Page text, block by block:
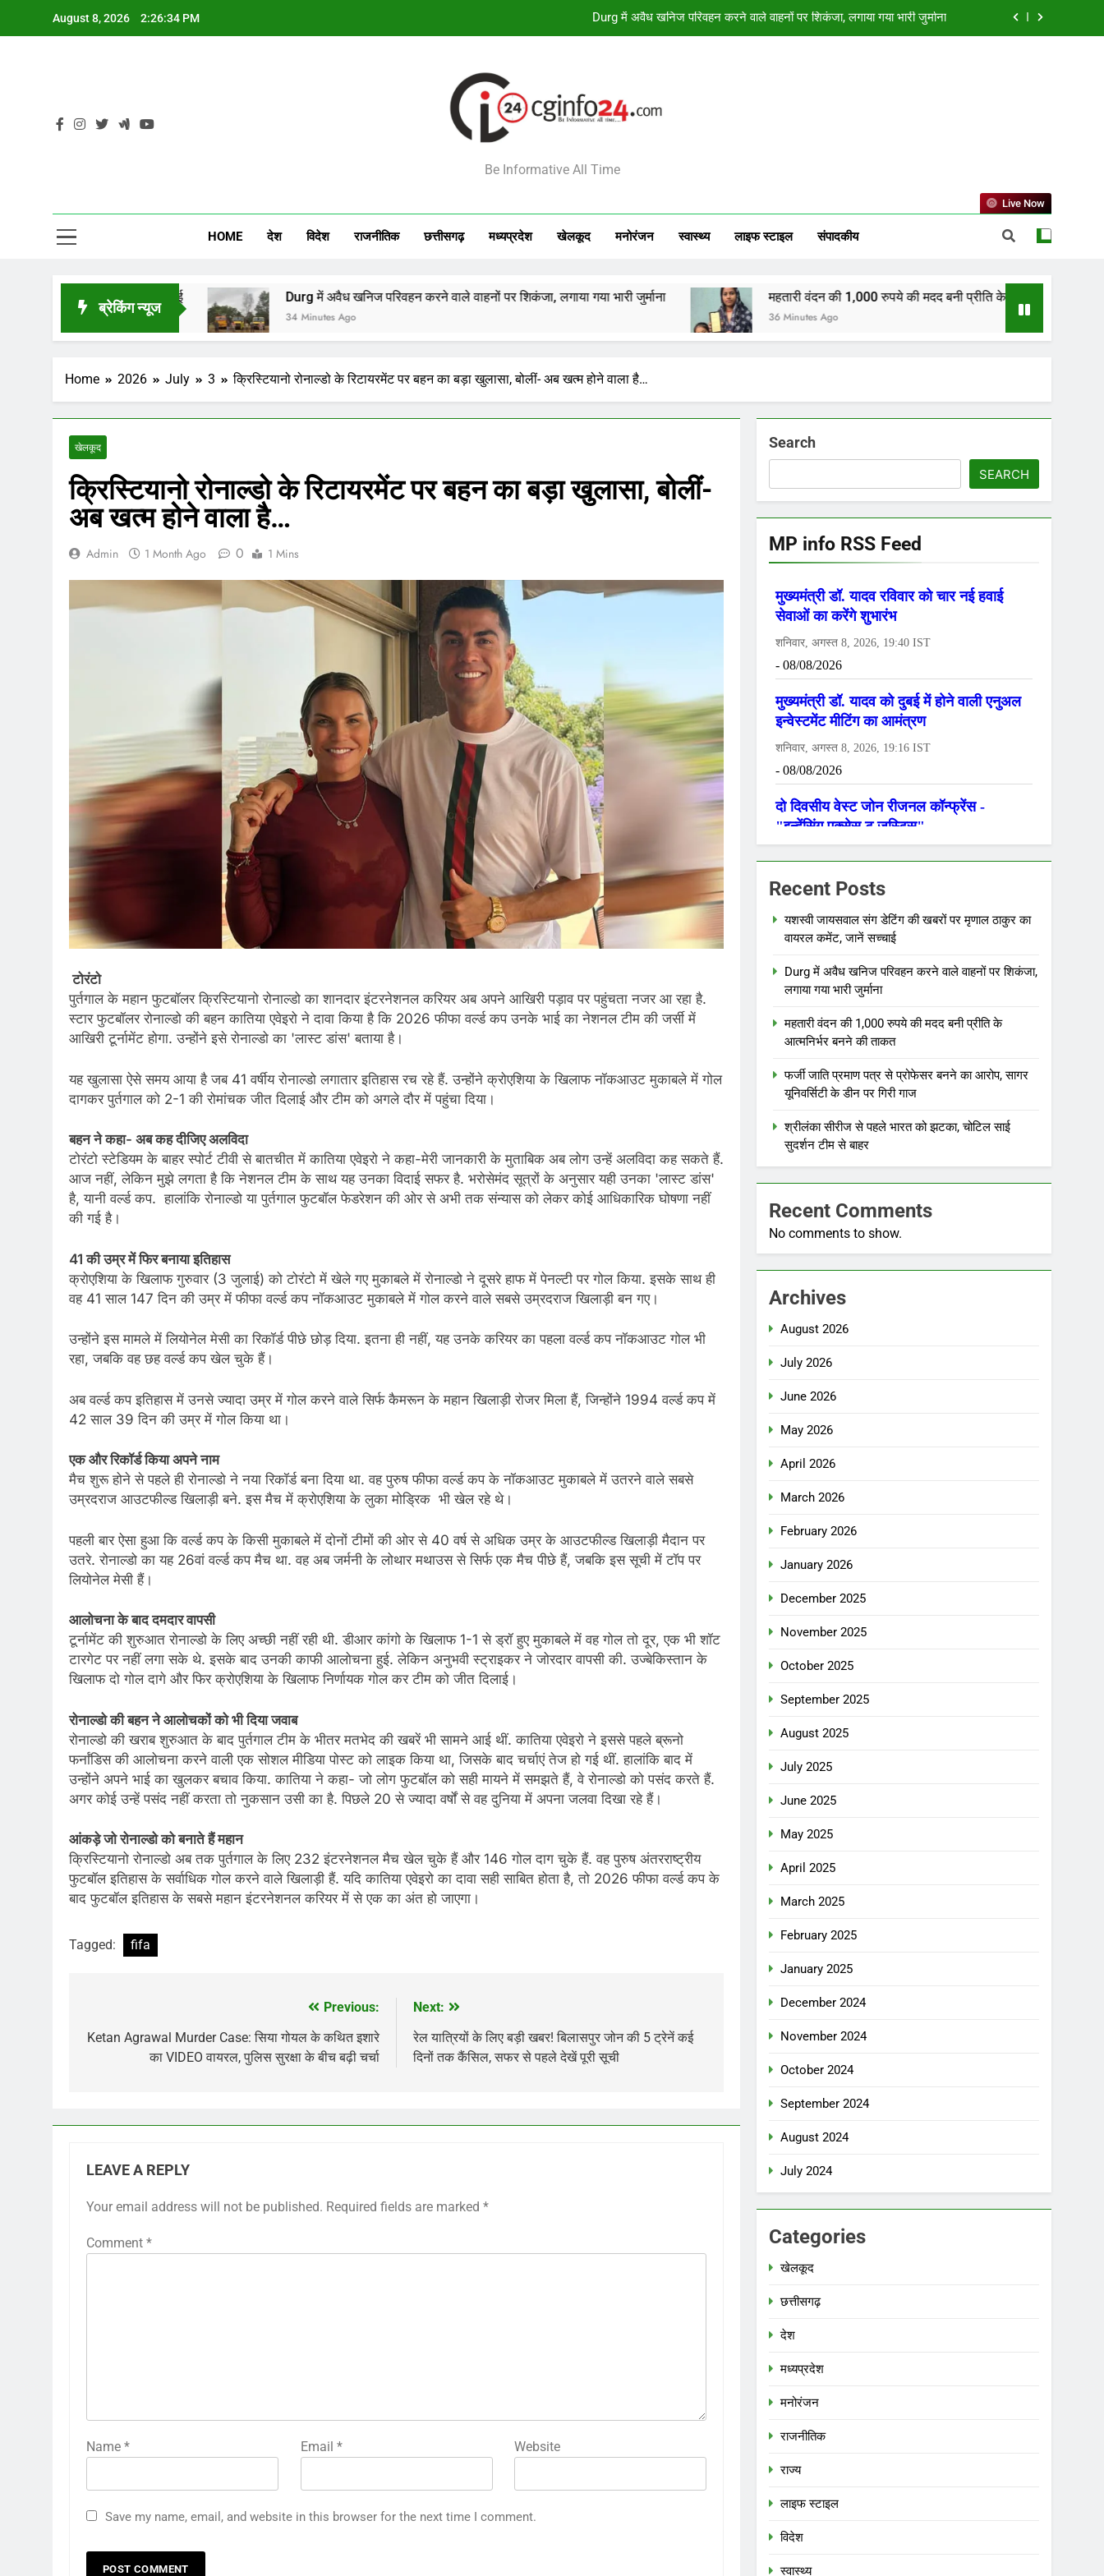
August 8, 2026 2:26:35 PM महतारी वंदन की 1,000 रुपये की मदद बनी प्रीति के आत्मनिर्भर बनने की ताकत
Durg में अवैध खनिज परिवहन करने वाले वाहनों पर शिकंजा, लगाया गया भारी जुर्माना
Be Informative All Time
HOME देश विदेश राजनीतिक छत्तीसगढ़ मध्‍यप्रदेश खेलकूद मनोरंजन स्‍वास्‍थ्‍य लाइफ स्टाइल संपादकीय
Live Now
ब्रेकिंग न्यूज
कमेंट, जानें सच्चाई Durg में अवैध खनिज परिवहन करने वाले वाहनों पर शिकंजा, लगाया गया भारी जुर्माना
34 Minutes Ago
महतारी वंदन की 1,000 रुपये की मदद बनी प्रीति के आत्मनिर्भर बनने की ताकत
36 Minutes Ago
Home 2026 July 3 क्रिस्टियानो रोनाल्डो के रिटायरमेंट पर बहन का बड़ा खुलासा, बोलीं- अब खत्म होने वाला है…
खेलकूद
क्रिस्टियानो रोनाल्डो के रिटायरमेंट पर बहन का बड़ा खुलासा, बोलीं-
अब खत्म होने वाला है…
Admin 1 Month Ago 0 1 Mins
टोरंटो
पुर्तगाल के महान फुटबॉलर क्रिस्टियानो रोनाल्डो का शानदार इंटरनेशनल करियर अब अपने आखिरी पड़ाव पर पहुंचता नजर आ रहा है.
स्टार फुटबॉलर रोनाल्डो की बहन कातिया एवेइरो ने दावा किया है कि 2026 फीफा वर्ल्ड कप उनके भाई का नेशनल टीम की जर्सी में
आखिरी टूर्नामेंट होगा. उन्होंने इसे रोनाल्डो का 'लास्ट डांस' बताया है।
यह खुलासा ऐसे समय आया है जब 41 वर्षीय रोनाल्डो लगातार इतिहास रच रहे हैं. उन्होंने क्रोएशिया के खिलाफ नॉकआउट मुकाबले में गोल
दागकर पुर्तगाल को 2-1 की रोमांचक जीत दिलाई और टीम को अगले दौर में पहुंचा दिया।
बहन ने कहा- अब कह दीजिए अलविदा
टोरंटो स्टेडियम के बाहर स्पोर्ट टीवी से बातचीत में कातिया एवेइरो ने कहा-मेरी जानकारी के मुताबिक अब लोग उन्हें अलविदा कह सकते हैं.
आज नहीं, लेकिन मुझे लगता है कि नेशनल टीम के साथ यह उनका विदाई सफर है. भरोसेमंद सूत्रों के अनुसार यही उनका 'लास्ट डांस'
है, यानी वर्ल्ड कप. हालांकि रोनाल्डो या पुर्तगाल फुटबॉल फेडरेशन की ओर से अभी तक संन्यास को लेकर कोई आधिकारिक घोषणा नहीं
की गई है।
41 की उम्र में फिर बनाया इतिहास
क्रोएशिया के खिलाफ गुरुवार (3 जुलाई) को टोरंटो में खेले गए मुकाबले में रोनाल्डो ने दूसरे हाफ में पेनल्टी पर गोल किया. इसके साथ ही
वह 41 साल 147 दिन की उम्र में फीफा वर्ल्ड कप नॉकआउट मुकाबले में गोल करने वाले सबसे उम्रदराज खिलाड़ी बन गए।
उन्होंने इस मामले में लियोनेल मेसी का रिकॉर्ड पीछे छोड़ दिया. इतना ही नहीं, यह उनके करियर का पहला वर्ल्ड कप नॉकआउट गोल भी
रहा, जबकि वह छह वर्ल्ड कप खेल चुके हैं।
अब वर्ल्ड कप इतिहास में उनसे ज्यादा उम्र में गोल करने वाले सिर्फ कैमरून के महान खिलाड़ी रोजर मिला हैं, जिन्होंने 1994 वर्ल्ड कप में
42 साल 39 दिन की उम्र में गोल किया था।
एक और रिकॉर्ड किया अपने नाम
मैच शुरू होने से पहले ही रोनाल्डो ने नया रिकॉर्ड बना दिया था. वह पुरुष फीफा वर्ल्ड कप के नॉकआउट मुकाबले में उतरने वाले सबसे
उम्रदराज आउटफील्ड खिलाड़ी बने. इस मैच में क्रोएशिया के लुका मोड्रिक भी खेल रहे थे।
पहली बार ऐसा हुआ कि वर्ल्ड कप के किसी मुकाबले में दोनों टीमों की ओर से 40 वर्ष से अधिक उम्र के आउटफील्ड खिलाड़ी मैदान पर
उतरे. रोनाल्डो का यह 26वां वर्ल्ड कप मैच था. वह अब जर्मनी के लोथार मथाउस से सिर्फ एक मैच पीछे हैं, जबकि इस सूची में टॉप पर
लियोनेल मेसी हैं।
आलोचना के बाद दमदार वापसी
टूर्नामेंट की शुरुआत रोनाल्डो के लिए अच्छी नहीं रही थी. डीआर कांगो के खिलाफ 1-1 से ड्रॉ हुए मुकाबले में वह गोल तो दूर, एक भी शॉट
टारगेट पर नहीं लगा सके थे. इसके बाद उनकी काफी आलोचना हुई. लेकिन अनुभवी स्ट्राइकर ने जोरदार वापसी की. उज्बेकिस्तान के
खिलाफ दो गोल दागे और फिर क्रोएशिया के खिलाफ निर्णायक गोल कर टीम को जीत दिलाई।
रोनाल्डो की बहन ने आलोचकों को भी दिया जवाब
रोनाल्डो की खराब शुरुआत के बाद पुर्तगाल टीम के भीतर मतभेद की खबरें भी सामने आई थीं. कातिया एवेइरो ने इससे पहले ब्रूनो
फर्नांडिस की आलोचना करने वाली एक सोशल मीडिया पोस्ट को लाइक किया था, जिसके बाद चर्चाएं तेज हो गई थीं. हालांकि बाद में
उन्होंने अपने भाई का खुलकर बचाव किया. कातिया ने कहा- जो लोग फुटबॉल को सही मायने में समझते हैं, वे रोनाल्डो को पसंद करते हैं.
अगर कोई उन्हें पसंद नहीं करता तो नुकसान उसी का है. पिछले 20 से ज्यादा वर्षों से वह दुनिया में अपना जलवा दिखा रहे हैं।
आंकड़े जो रोनाल्डो को बनाते हैं महान
क्रिस्टियानो रोनाल्डो अब तक पुर्तगाल के लिए 232 इंटरनेशनल मैच खेल चुके हैं और 146 गोल दाग चुके हैं. वह पुरुष अंतरराष्ट्रीय
फुटबॉल इतिहास के सर्वाधिक गोल करने वाले खिलाड़ी हैं. यदि कातिया एवेइरो का दावा सही साबित होता है, तो 2026 फीफा वर्ल्ड कप के
बाद फुटबॉल इतिहास के सबसे महान इंटरनेशनल करियर में से एक का अंत हो जाएगा।
Tagged: fifa
navigation
Previous:
Ketan Agrawal Murder Case: सिया गोयल के कथित इशारे
का VIDEO वायरल, पुलिस सुरक्षा के बीच बढ़ी चर्चा
Next:
रेल यात्रियों के लिए बड़ी खबर! बिलासपुर जोन की 5 ट्रेनें कई
दिनों तक कैंसिल, सफर से पहले देखें पूरी सूची
LEAVE A REPLY
Your email address will not be published. Required fields are marked *
Comment *
Name * Email * Website
Save my name, email, and website in this browser for the next time I comment.
Search
SEARCH
MP info RSS Feed
Recent Posts
यशस्वी जायसवाल संग डेटिंग की खबरों पर मृणाल ठाकुर का
वायरल कमेंट, जानें सच्चाई
Durg में अवैध खनिज परिवहन करने वाले वाहनों पर शिकंजा,
लगाया गया भारी जुर्माना
महतारी वंदन की 1,000 रुपये की मदद बनी प्रीति के
आत्मनिर्भर बनने की ताकत
फर्जी जाति प्रमाण पत्र से प्रोफेसर बनने का आरोप, सागर
यूनिवर्सिटी के डीन पर गिरी गाज
श्रीलंका सीरीज से पहले भारत को झटका, चोटिल साई
सुदर्शन टीम से बाहर
Recent Comments
No comments to show.
Archives
August 2026
July 2026
June 2026
May 2026
April 2026
March 2026
February 2026
January 2026
December 2025
November 2025
October 2025
September 2025
August 2025
July 2025
June 2025
May 2025
April 2025
March 2025
February 2025
January 2025
December 2024
November 2024
October 2024
September 2024
August 2024
July 2024
Categories
खेलकूद
छत्तीसगढ़
देश
मध्‍यप्रदेश
मनोरंजन
राजनीतिक
राज्य
लाइफ स्टाइल
विदेश
स्‍वास्‍थ्‍य